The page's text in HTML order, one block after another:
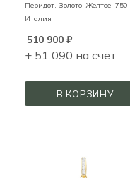
Перидот, Золото,Желтое, 750,
Италия
510 900 ₽
+ 51 090 на счёт
В КОРЗИНУ